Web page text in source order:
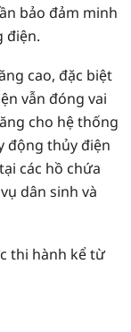
bảo đảm minh
điện.
cao, đặc biệt
vẫn đóng vai
cho hệ thống
động thủy điện
các hồ chứa
dân sinh và
thi hành kể từ